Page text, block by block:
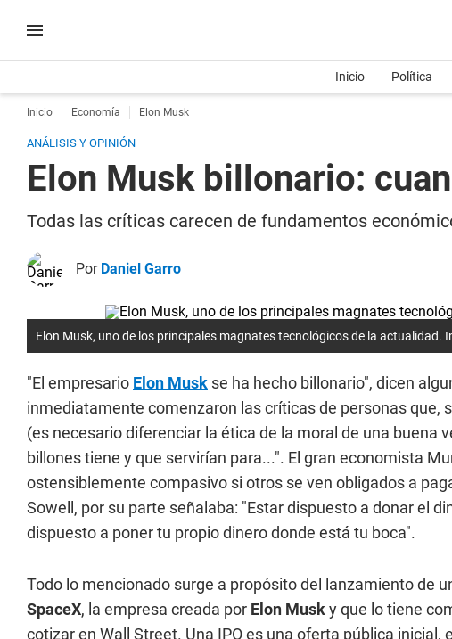
Inicio Política
Inicio Economía Elon Musk
ANÁLISIS Y OPINIÓN
Elon Musk billonario:
Todas las críticas carecen de fundamentos
Por Daniel Garro
Elon Musk, uno de los principales magnates tecnológicos de la actualidad.
"El empresario Elon Musk se ha hecho billonario", dicen
inmediatamente comenzaron las críticas de personas que,
(es necesario diferenciar la ética de la moral de una buena
billones tiene y que servirían para...". El gran economista
ostensiblemente compasivo si otros se ven obligados a
Sowell, por su parte señalaba: "Estar dispuesto a donar el
dispuesto a poner tu propio dinero donde está tu boca".
Todo lo mencionado surge a propósito del lanzamiento de
SpaceX, la empresa creada por Elon Musky que lo tiene
cotizar en Wall Street. Una IPO es una oferta pública